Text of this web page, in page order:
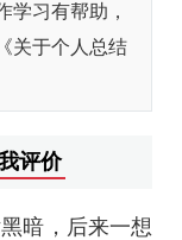
学习有帮助，
关于个人总结
评价
暗，后来一想